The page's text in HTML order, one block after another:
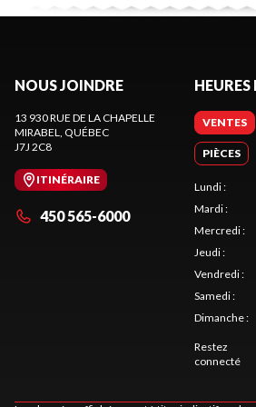
NOUS JOINDRE
13 930 RUE DE LA CHAPELLE
MIRABEL, QUÉBEC
J7J 2C8
ITINÉRAIRE
450 565-6000
VENTES
PIÈCES
Lundi:
Mardi:
Mercredi:
Jeudi:
Vendredi:
Samedi:
Dimanche:
Restez
connecté